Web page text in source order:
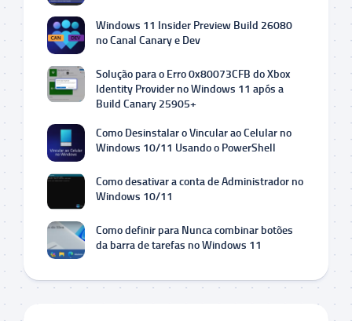
Windows 11 Insider Preview Build 26080
no Canal Canary e Dev
Solução para o Erro 0x80073CFB do Xbox
Identity Provider no Windows 11 após a
Build Canary 25905+
Como Desinstalar o Vincular ao Celular no
Windows 10/11 Usando o PowerShell
Como desativar a conta de Administrador no
Windows 10/11
Como definir para Nunca combinar botões
da barra de tarefas no Windows 11